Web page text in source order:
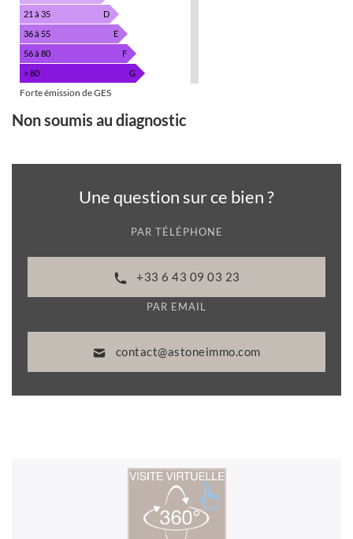
21 à 35
D
36 à 55
E
56 à 80
F
> 80
G
Forte émission de GES
Non soumis au diagnostic
Une question sur ce bien ?
PAR TÉLÉPHONE
+33 6 43 09 03 23
PAR EMAIL
contact@astoneimmo.com